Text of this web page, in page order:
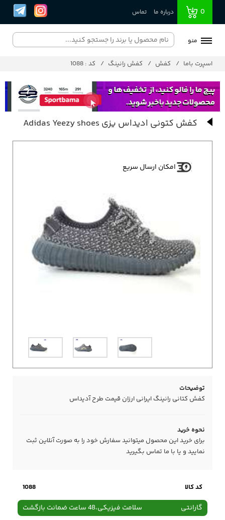
0 درباره ما تماس
منو
اسپرت باما کفش کفش رانینگ کد : 1088
کفش کتونی ادیداس یزی Adidas Yeezy shoes
امکان ارسال سریع
توضیحات
کفش کتانی رانینگ ایرانی ارزان قیمت طرح آدیداس
نحوه خرید
برای خرید این محصول میتوانید سفارش خود را به صورت آنلاین ثبت
نمایید و یا با ما تماس بگیرید
کد کالا 1088
گارانتی سلامت فیزیکی،48 ساعت ضمانت بازگشت